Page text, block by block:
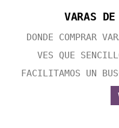
VARAS
DONDE COMPRAR
VES QUE
FACILITAMOS UN